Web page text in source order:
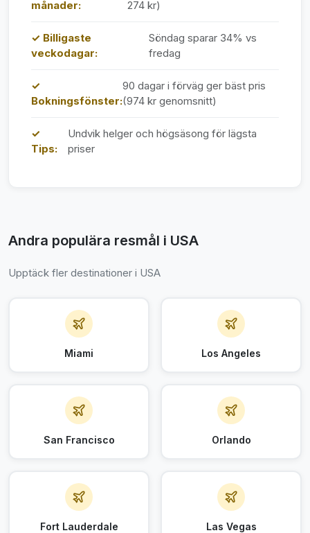
månader:
274 kr)
✓ Billigaste
veckodagar:
Söndag sparar 34% vs
fredag
✓
Bokningsfönster:
90 dagar i förväg ger bäst pris
(974 kr genomsnitt)
✓
Tips:
Undvik helger och högsäsong för lägsta
priser
Andra populära resmål i USA
Upptäck fler destinationer i USA
Miami Los Angeles
San Francisco Orlando
Fort Lauderdale Las Vegas